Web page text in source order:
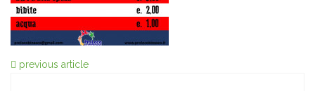
previous article